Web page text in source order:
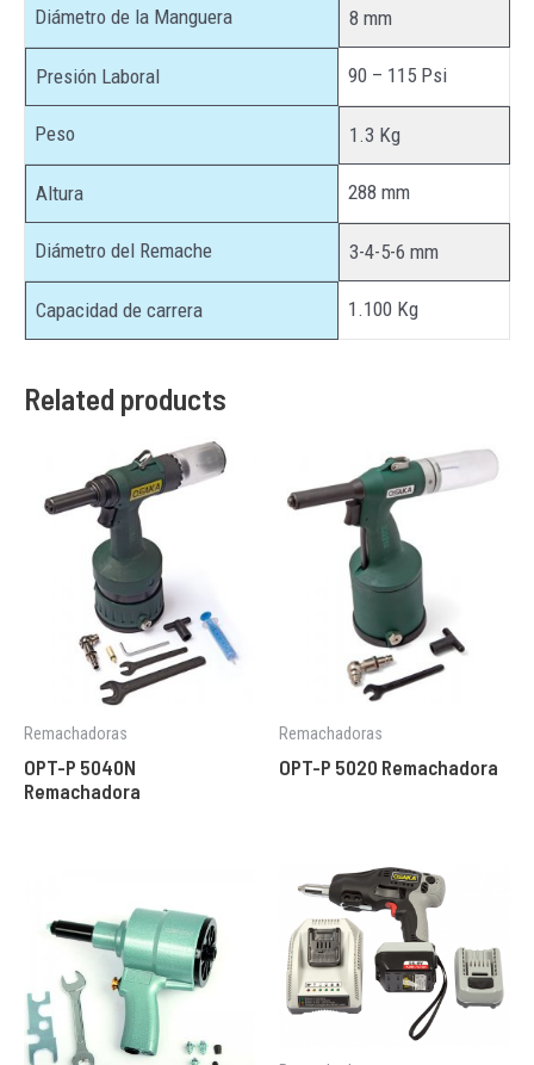
Diámetro de la Manguera 8 mm
Presión Laboral 90 – 115 Psi
Peso 1.3 Kg
Altura 288 mm
Diámetro del Remache 3-4-5-6 mm
Capacidad de carrera 1.100 Kg
Related products
Remachadoras
OPT-P 5040N
Remachadora
Remachadoras
OPT-P 5020 Remachadora